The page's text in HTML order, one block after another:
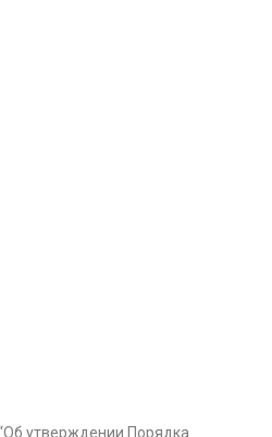
утверждении Порядка